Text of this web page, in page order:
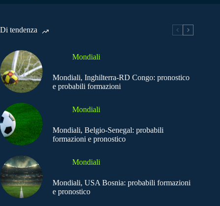
Di tendenza
Mondiali
Mondiali, Inghilterra-RD Congo: pronostico
e probabili formazioni
Mondiali
Mondiali, Belgio-Senegal: probabili
formazioni e pronostico
Mondiali
Mondiali, USA Bosnia: probabili formazioni
e pronostico